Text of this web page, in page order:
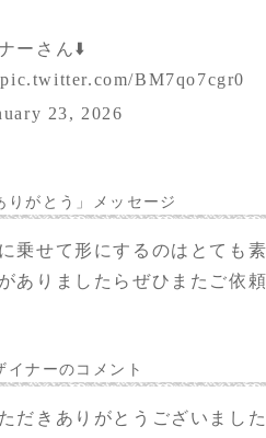
ーさん⬇️
pic.twitter.com/BM7qo7cgr0
23, 2026
りがとう」メッセージ
乗せて形にするのはとても
ありましたらぜひまたご依
イナーのコメント
だきありがとうございました